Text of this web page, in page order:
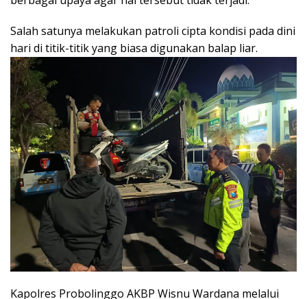
Salah satunya melakukan patroli cipta kondisi pada dini
hari di titik-titik yang biasa digunakan balap liar.
Kapolres Probolinggo AKBP Wisnu Wardana melalui